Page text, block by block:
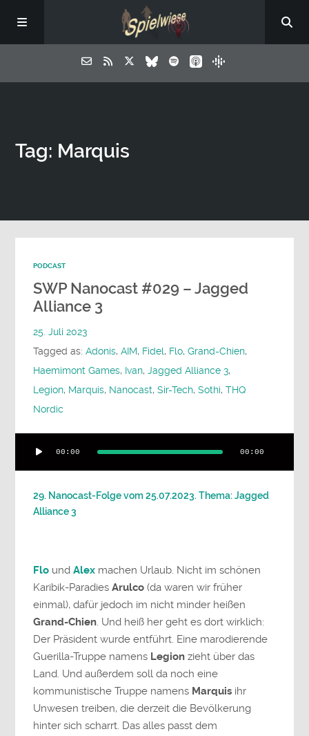
Tag: Marquis
PODCAST
SWP Nanocast #029 – Jagged
Alliance 3
25. Juli 2023
Tagged as:Adonis,AIM, Fidel, Flo,Grand-Chien,
Haemimont Games, Ivan,Jagged Alliance 3,
Legion, Marquis, Nanocast,Sir-Tech,Sothi,THQ
Nordic
Player
00:00 00:00
29. Nanocast-Folge vom 25.07.2023. Thema: Jagged
Alliance 3
Flo undAlex machen Urlaub. Nicht im schönen
Karibik-ParadiesArulco(da waren wir früher
einmal), dafür jedoch im nicht minder heißen
Grand-Chien. Und heiß her geht es dort wirklich:
Der Präsident wurde entführt. Eine marodierende
Guerilla-Truppe namens Legion zieht über das
Land. Und außerdem soll da noch eine
kommunistische Truppe namens Marquis ihr
Unwesen treiben, die derzeit die Bevölkerung
hinter sich scharrt. Das alles passt dem